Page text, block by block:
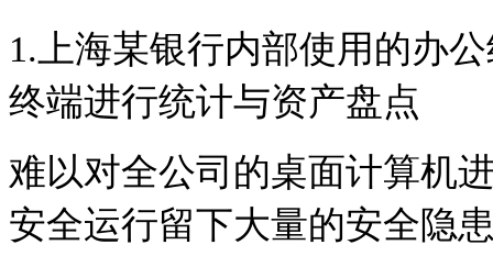
1.上海某银行内部使用的办
终端进行统计与资产盘点
难以对全公司的桌面计算机
安全运行留下大量的安全隐